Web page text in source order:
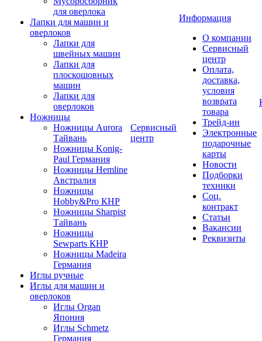
для оверлока
Лапки для машин и
оверлоков
Лапки для
швейных машин
Лапки для
плоскошовных
машин
Лапки для
оверлоков
Ножницы
Ножницы Aurora
Тайвань
Ножницы Konig-
Paul Германия
Ножницы Hemline
Австралия
Ножницы
Hobby&Pro КНР
Ножницы Sharpist
Тайвань
Ножницы
Sewparts КНР
Ножницы Madeira
Германия
Иглы ручные
Иглы для машин и
оверлоков
Иглы Organ
Япония
Иглы Schmetz
Германия
Сервисный
центр
Информация
О компании
Сервисный
центр
Оплата,
доставка,
условия
возврата
товара
Трейд-ин
Электронные
подарочные
карты
Новости
Подборки
техники
Соц.
контракт
Статьи
Вакансии
Реквизиты